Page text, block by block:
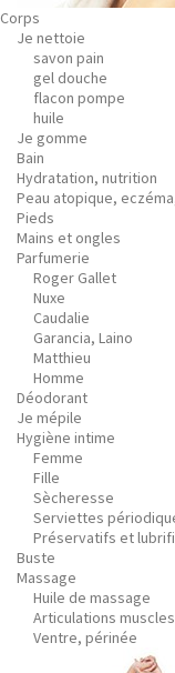
Corps
Je nettoie
savon pain
gel douche
flacon pompe
huile
Je gomme
Bain
Hydratation, nutrition
Peau atopique,
Pieds
Mains et ongles
Parfumerie
Roger Gallet
Nuxe
Caudalie
Garancia, Laino
Matthieu
Homme
Déodorant
Je mépile
Hygiène intime
Femme
Fille
Sècheresse
Serviettes
Préservatifs et
Buste
Massage
Huile de massage
Articulations muscles
Ventre, périnée